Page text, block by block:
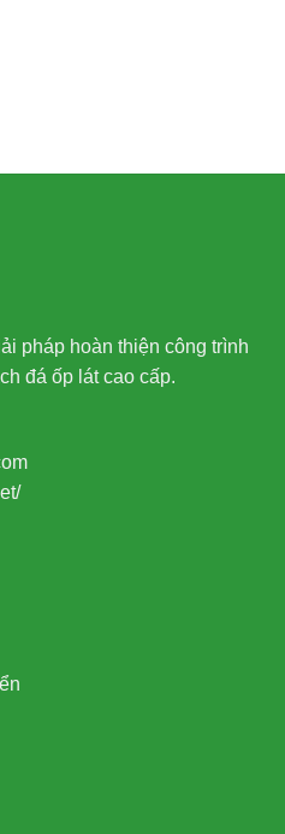
pháp hoàn thiện công trình
đá ốp lát cao cấp.